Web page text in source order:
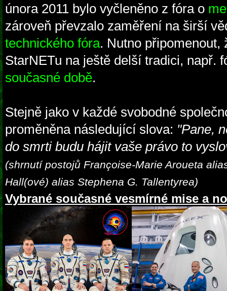
února 2011 bylo vyčleněno z fóra o
zároveň převzalo zaměření na širší
technického fóra. Nutno připomenout,
StarNETu na ještě delší tradici, např.
současné době.
Stejně jako v každé svobodné
proměněna následující slova: "Pane,
do smrti budu hájit vaše právo to
(shrnutí postojů Françoise-Marie Aroueta
Hall(ové) alias Stephena G. Tallentyrea)
Vybrané současné vesmírné mise a